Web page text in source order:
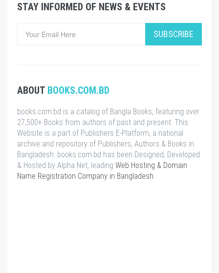
STAY INFORMED OF NEWS & EVENTS
SUBSCRIBE
ABOUT BOOKS.COM.BD
books.com.bd is a catalog of Bangla Books, featuring over
27,500+ Books from authors of past and present. This
Website is a part of Publishers E-Platform, a national
archive and repository of Publishers, Authors & Books in
Bangladesh. books.com.bd has been Designed, Developed
& Hosted by Alpha Net, leading Web Hosting & Domain
Name Registration Company in Bangladesh.